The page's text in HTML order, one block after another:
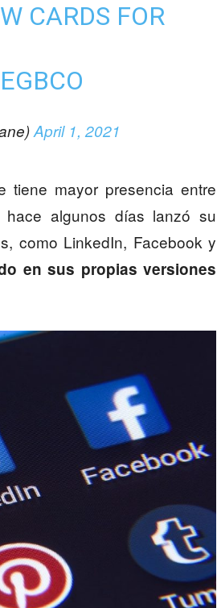
CARDS FOR
April 1, 2021
tiene mayor presencia entre
hace algunos días lanzó su
como LinkedIn, Facebook y
en sus propias versiones